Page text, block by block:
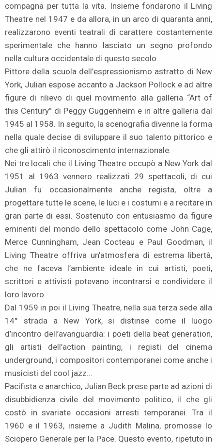
compagna per tutta la vita. Insieme fondarono il Living
Theatre nel 1947 e da allora, in un arco di quaranta anni,
realizzarono eventi teatrali di carattere costantemente
sperimentale che hanno lasciato un segno profondo
nella cultura occidentale di questo secolo.
Pittore della scuola dell’espressionismo astratto di New
York, Julian espose accanto a Jackson Pollock e ad altre
figure di rilievo di quel movimento alla galleria “Art of
this Century” di Peggy Guggenheim e in altre galleria dal
1945 al 1958. In seguito, la scenografia divenne la forma
nella quale decise di sviluppare il suo talento pittorico e
che gli attirò il riconoscimento internazionale.
Nei tre locali che il Living Theatre occupò a New York dal
1951 al 1963 vennero realizzati 29 spettacoli, di cui
Julian fu occasionalmente anche regista, oltre a
progettare tutte le scene, le luci e i costumi e a recitare in
gran parte di essi. Sostenuto con entusiasmo da figure
eminenti del mondo dello spettacolo come John Cage,
Merce Cunningham, Jean Cocteau e Paul Goodman, il
Living Theatre offriva un’atmosfera di estrema libertà,
che ne faceva l’ambiente ideale in cui artisti, poeti,
scrittori e attivisti potevano incontrarsi e condividere il
loro lavoro.
Dal 1959 in poi il Living Theatre, nella sua terza sede alla
14° strada a New York, si distinse come il luogo
d’incontro dell’avanguardia: i poeti della beat generation,
gli artisti dell’action painting, i registi del cinema
underground, i compositori contemporanei come anche i
musicisti del cool jazz…
Pacifista e anarchico, Julian Beck prese parte ad azioni di
disubbidienza civile del movimento politico, il che gli
costò in svariate occasioni arresti temporanei. Tra il
1960 e il 1963, insieme a Judith Malina, promosse lo
Sciopero Generale per la Pace. Questo evento, ripetuto in